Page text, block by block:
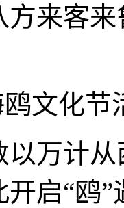
方来客
文化节
计从
启“鸥